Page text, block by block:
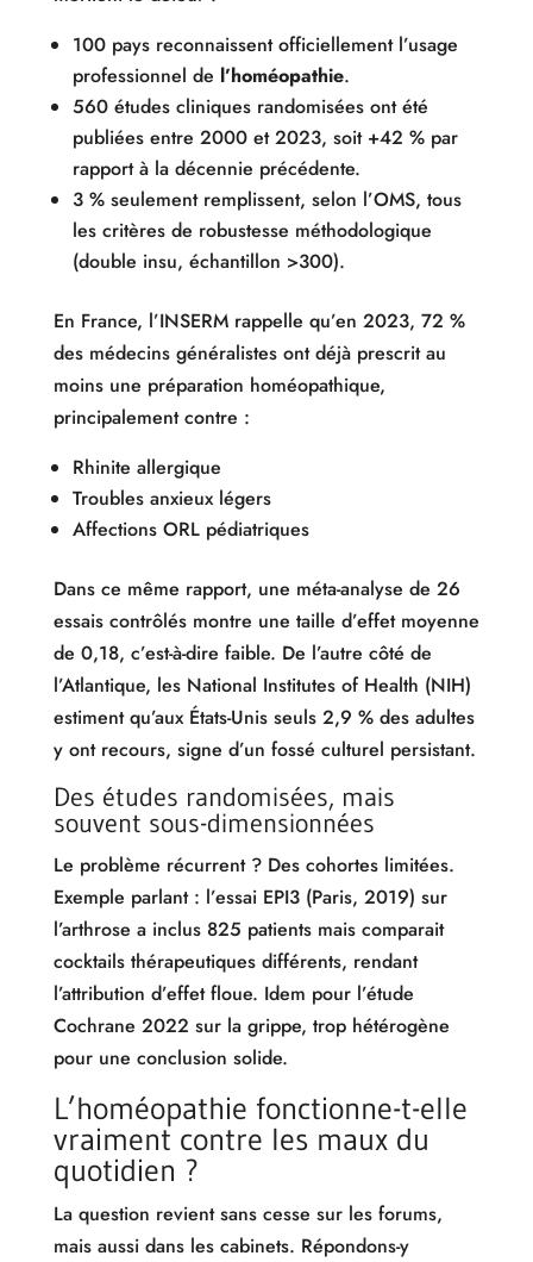
100 pays reconnaissent officiellement l’usage
professionnel de l’homéopathie.
560 études cliniques randomisées ont été
publiées entre 2000 et 2023, soit +42 % par
rapport à la décennie précédente.
3 % seulement remplissent, selon l’OMS, tous
les critères de robustesse méthodologique
(double insu, échantillon >300).
En France, l’INSERM rappelle qu’en 2023, 72 %
des médecins généralistes ont déjà prescrit au
moins une préparation homéopathique,
principalement contre :
Rhinite allergique
Troubles anxieux légers
Affections ORL pédiatriques
Dans ce même rapport, une méta-analyse de 26
essais contrôlés montre une taille d’effet moyenne
de 0,18, c’est-à-dire faible. De l’autre côté de
l’Atlantique, les National Institutes of Health (NIH)
estiment qu’aux États-Unis seuls 2,9 % des adultes
y ont recours, signe d’un fossé culturel persistant.
Des études randomisées, mais
souvent sous-dimensionnées
Le problème récurrent ? Des cohortes limitées.
Exemple parlant : l’essai EPI3 (Paris, 2019) sur
l’arthrose a inclus 825 patients mais comparait
cocktails thérapeutiques différents, rendant
l’attribution d’effet floue. Idem pour l’étude
Cochrane 2022 sur la grippe, trop hétérogène
pour une conclusion solide.
L’homéopathie fonctionne-t-elle
vraiment contre les maux du
quotidien ?
La question revient sans cesse sur les forums,
mais aussi dans les cabinets. Répondons-y